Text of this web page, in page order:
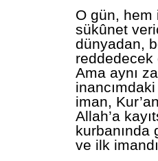
O gün,
sükûnet
dünyadan,
reddedecek
Ama aynı
iman,
Allah’a
ve ilk